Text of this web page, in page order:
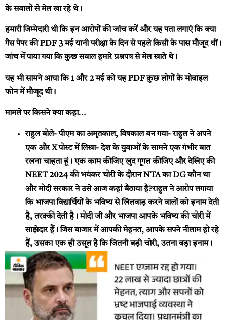
के सवालों से मेल खा रहे थे।
हमारी जिम्मेदारी थी कि इन आरोपों की जांच करें और यह पता लगाएं कि क्या
गैस पेपर की PDF 3 मई यानी परीक्षा के दिन से पहले किसी के पास मौजूद थीं।
जांच में पाया गया कि कुछ सवाल हमारे प्रश्नपत्र से मेल खाते थे।
यह भी सामने आया कि 1 और 2 मई को यह PDF कुछ लोगों के मोबाइल
फोन में मौजूद थी।
मामले पर किसने क्या कहा…
राहुल बोले- पीएम का अमृतकाल, विषकाल बन गया-राहुल ने अपने
एक और X पोस्ट में लिखा- देश के युवाओं के सामने एक गंभीर बात
रखना चाहता हूं। एक काम कीजिए खुद गूगल कीजिए और देखिए की
NEET 2024 की भयंकर चोरी के दौरान NTA का DG कौन था
और मोदी सरकार ने उसे आज कहां बैठाया है?राहुल ने आरोप लगाया
कि भाजपा विद्यार्थियों के भविष्य से खिलवाड़ करने वालों को इनाम देती
है, तरक्की देती है। मोदी जी और भाजपा आपके भविष्य की चोरी में
साझेदार हैं। जिस बाजार में आपकी मेहनत, आपके सपने नीलाम हो रहे
हैं, उसका एक ही उसूल है कि जितनी बड़ी चोरी, उतना बड़ा इनाम।